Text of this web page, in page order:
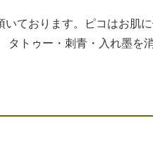
ております。ピコはお肌
タトゥー・刺青・入れ墨を